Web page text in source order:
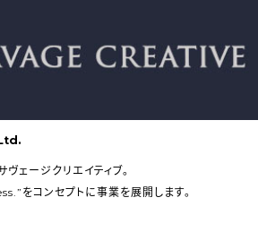
ェージクリエイティブ。
コンセプトに事業を展開します。